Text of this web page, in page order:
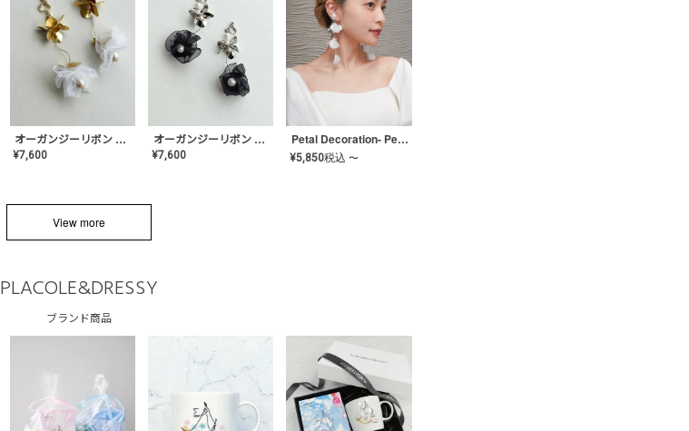
オーガンジーリボン バレリーナイヤリング&ピアス【White】〈PV-COER-12〉
¥7,600
オーガンジーリボン バレリーナイヤリング&ピアス【Black】〈PV-COER-11〉
¥7,600
Petal Decoration- Pearl【JA-COER-3】
¥5,850税込 〜
View more
PLACOLE&DRESSY
ブランド商品